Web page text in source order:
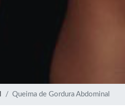
Queima de Gordura Abdominal